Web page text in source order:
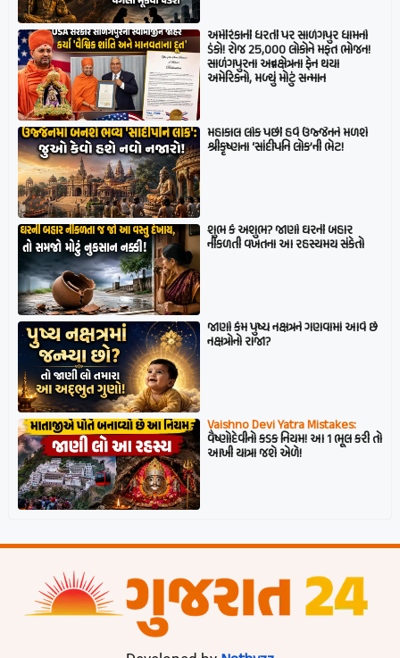
અમેરિકાની ધરતી પર સાળંગપુર ધામનો
ડંકો! રોજ 25,000 લોકોને મફત ભોજન!
સાળંગપુરના અન્નક્ષેત્રના ફેન થયા
અમેરિકનો, મળ્યું મોટું સન્માન
મહાકાલ લોક પછી હવે ઉજ્જૈનને મળશે
શ્રીકૃષ્ણના ‘સાંદીપનિ લોક’ની ભેટ!
શુભ કે અશુભ? જાણો ઘરની બહાર
નીકળતી વખતના આ રહસ્યમય સંકેતો
જાણો કેમ પુષ્ય નક્ષત્રને ગણવામાં આવે છે
નક્ષત્રોનો રાજા?
Vaishno Devi Yatra Mistakes:
વૈષ્ણોદેવીનો કડક નિયમ! આ 1 ભૂલ કરી તો
આખી યાત્રા જશે એળે!